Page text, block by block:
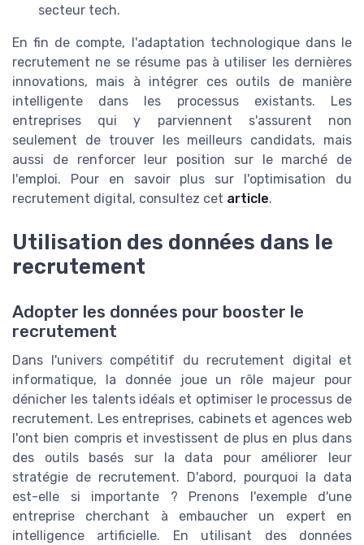
secteur tech.
En fin de compte, l'adaptation technologique dans le
recrutement ne se résume pas à utiliser les dernières
innovations, mais à intégrer ces outils de manière
intelligente dans les processus existants. Les
entreprises qui y parviennent s'assurent non
seulement de trouver les meilleurs candidats, mais
aussi de renforcer leur position sur le marché de
l'emploi. Pour en savoir plus sur l'optimisation du
recrutement digital, consultez cet article.
Utilisation des données dans le
recrutement
Adopter les données pour booster le
recrutement
Dans l'univers compétitif du recrutement digital et
informatique, la donnée joue un rôle majeur pour
dénicher les talents idéals et optimiser le processus de
recrutement. Les entreprises, cabinets et agences web
l'ont bien compris et investissent de plus en plus dans
des outils basés sur la data pour améliorer leur
stratégie de recrutement. D'abord, pourquoi la data
est-elle si importante ? Prenons l'exemple d'une
entreprise cherchant à embaucher un expert en
intelligence artificielle. En utilisant des données